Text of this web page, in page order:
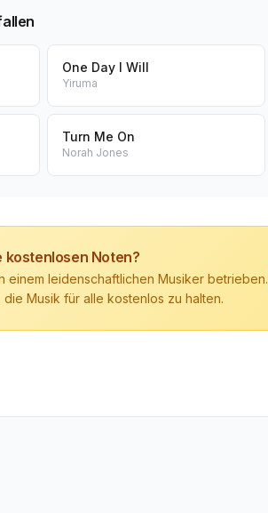
One Day I Will
Yiruma
Turn Me On
Norah Jones
kostenlosen Noten?
einem leidenschaftlichen Musiker betrieben.
Musik für alle kostenlos zu halten.